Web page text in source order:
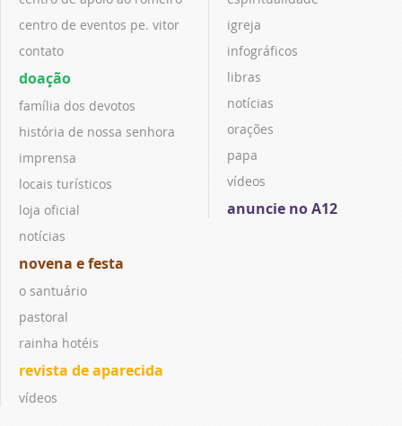
centro de eventos pe. vitor
contato
doação
família dos devotos
história de nossa senhora
imprensa
locais turísticos
loja oficial
notícias
novena e festa
o santuário
pastoral
rainha hotéis
revista de aparecida
vídeos
igreja
infográficos
libras
notícias
orações
papa
vídeos
anuncie no A12